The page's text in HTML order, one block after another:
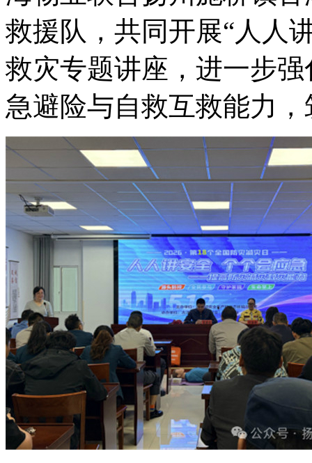
救援队，共同开展“人人
救灾专题讲座，进一步
急避险与自救互救能力